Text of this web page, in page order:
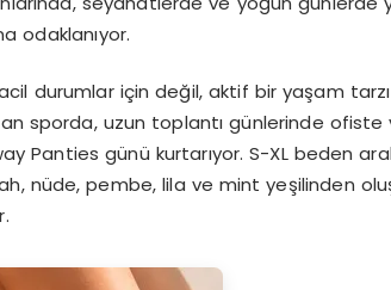
odaklanıyor.
durumlar için değil, aktif bir yaşam
sporda, uzun toplantı günlerinde
Panties günü kurtarıyor. S-XL beden
nüde, pembe, lila ve mint yeşilinden